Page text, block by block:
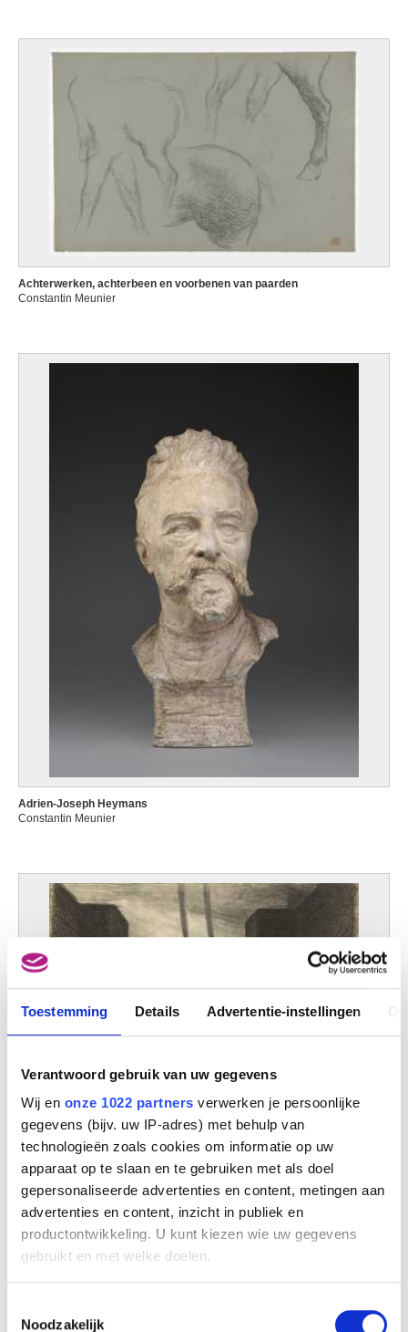
Toestemming Details Advertentie-instellingen
Verantwoord gebruik van uw gegevens
Wij en onze 1022 partners verwerken je persoonlijke
gegevens (bijv. uw IP-adres) met behulp van
technologieën zoals cookies om informatie op uw
apparaat op te slaan en te gebruiken met als doel
gepersonaliseerde advertenties en content, metingen aan
advertenties en content, inzicht in publiek en
productontwikkeling. U kunt kiezen wie uw gegevens
gebruikt en met welke doelen.
Informatie verzamelen over uw geografische
Noodzakelijk
Achterwerken, achterbeen en voorbenen van paarden
Constantin Meunier
Adrien-Joseph Heymans
Constantin Meunier